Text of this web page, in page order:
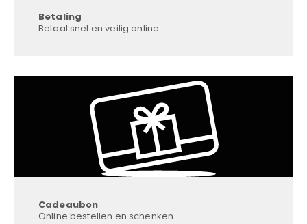
Betaling
Betaal snel en veilig online.
Cadeaubon
Online bestellen en schenken.